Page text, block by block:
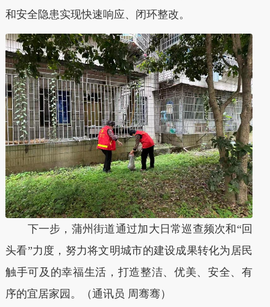
和安全隐患实现快速响应、闭环整改。
下一步，蒲州街道通过加大日常巡查频次和“回
头看”力度，努力将文明城市的建设成果转化为居民
触手可及的幸福生活，打造整洁、优美、安全、有
序的宜居家园。（通讯员 周骞骞）